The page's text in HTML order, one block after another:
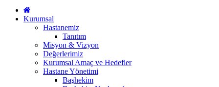
Kurumsal
Hastanemiz
Tanıtım
Misyon & Vizyon
Değerlerimiz
Kurumsal Amaç ve Hedefler
Hastane Yönetimi
Başhekim